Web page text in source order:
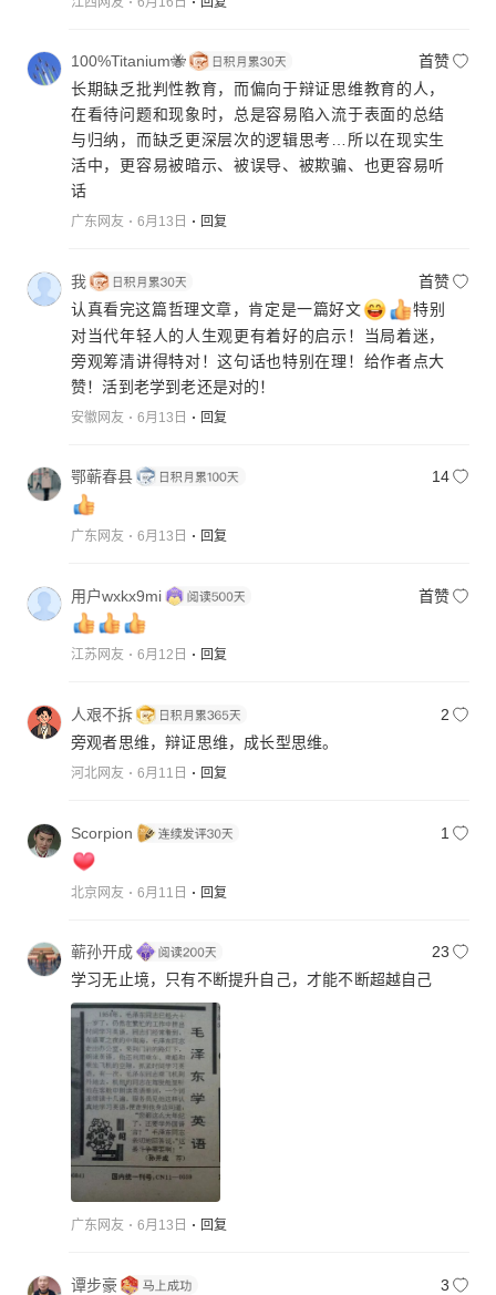
联合国🇺🇳机构要发挥职能职责，推动联合国🇺🇳常
任理事国要有大国的责任担当，绝对不能空得虚权要
维护推动联合国🇺🇳机构的职能权威，世界各国要遵
守国际法和联合国宪章，遵守国际秩序，共同反对霸
权霸道主义言行，推动世界多边主义，推动世界各国
政府政要各民族团结起来，世界是全球人类共同拥有
的世界，现在不是一战二战，新时代的世界人民要改
里，特别是世界各国政要和大佬的全面战略发展思维
理念要改变，更要有国际人道主义的责任担当，世界
是全球人类共同拥有的世界，世界各国山不连水连，
水不连山连紧密拥抱在一起，世界”一支独秀”不是园，
百花齐放才🈵园。世界是由不同制度文明信仰国情的
国家组合成一个美丽丰富多彩动人的家园地球村，只
有不同制度文明信仰稀奇古怪多姿多彩的世界，世界
有压力就有动力，才能推动人类命运共同体高质量战
略发展。但是有的国家三言两语不合就动武，个别国
家政府政要把本人的权力本国政权经济战略发展的幸
直接和间接杀人的凶手，破坏人类共同拥有一个美丽
地球村生态环境，严重影响人类生命健康。人类共同
拥有一个美丽丰富多彩动人的家园地球村，世界各国
平公正战略合作发展，享有自然生存的权益，世界各
国政府政要是地球村建设发展的重要成员，世界各国
虽然制度文明信仰不同，但是为国为民的利益相同，
相互平等尊重包容理解，互惠互利合作共赢，共同建
各国政府政要有义不容辞的责任担当和义务，不断满
足世界人民对生产生活日益增长的需求健康美好幸福
生活向往追求的梦想，推动人类命运共同体高质量战
园地球村，造福人类世世代代
100%Titanium🐝
首赞
长期缺乏批判性教育，而偏向于辩证思维教育的人，
在看待问题和现象时，总是容易陷入流于表面的总结
与归纳，而缺乏更深层次的逻辑思考…所以在现实生
活中，更容易被暗示、被误导、被欺骗、也更容易听
话
广东网友 6月13日 回复
我
首赞
认真看完这篇哲理文章，肯定是一篇好文
特别
对当代年轻人的人生观更有着好的启示！当局着迷，
旁观筹清讲得特对！这句话也特别在理！给作者点大
赞！活到老学到老还是对的！
安徽网友 6月13日 回复
鄂蕲春县 14
广东网友 6月13日 回复
用户wxkx9mi 首赞
江苏网友 6月12日 回复
人艰不拆
2
旁观者思维，辩证思维，成长型思维。
河北网友 6月11日 回复
Scorpion 1
北京网友 6月11日 回复
蕲孙开成
23
学习无止境，只有不断提升自己，才能不断超越自己
广东网友 6月13日 回复
谭步豪
3